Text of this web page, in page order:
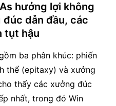
hưởng lợi không
dẫn đầu, các
tụt hậu
ba phân khúc: phiến
thể (epitaxy) và xưởng
thấy các xưởng đúc
nhất, trong đó Win